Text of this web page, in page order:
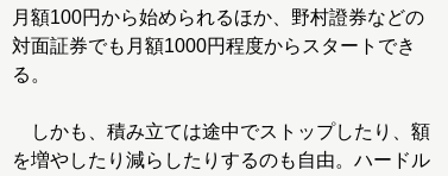
月額100円から始められるほか、野村證券などの
対面証券でも月額1000円程度からスタートでき
る。
しかも、積み立ては途中でストップしたり、額
を増やしたり減らしたりするのも自由。ハードル